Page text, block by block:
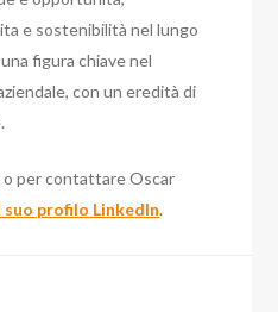
e sostenibilità nel lungo
figura chiave nel
con un eredità di
per contattare Oscar
suo profilo LinkedIn.